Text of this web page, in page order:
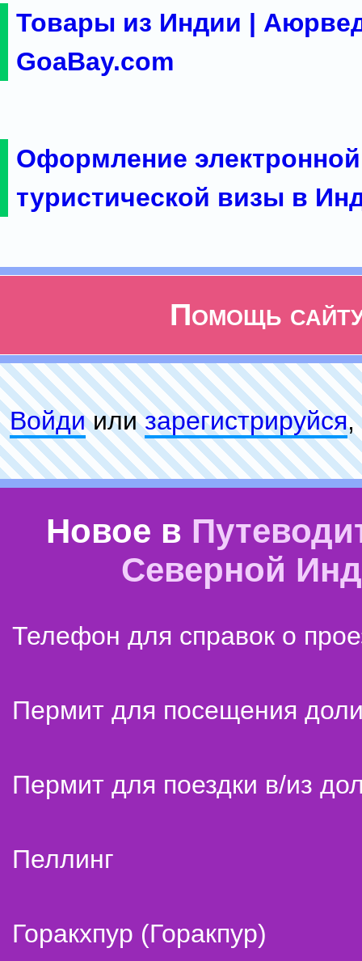
Товары из Индии |
GoaBay.com
Оформление электронной
туристической визы в
Помощь
Войдиилизарeгиcтpируйся,
Новое в
Северной
Телефон для справок о
Пермит для посещения
Пермит для поездки в/из
Пеллинг
Горакхпур (Горакпур)